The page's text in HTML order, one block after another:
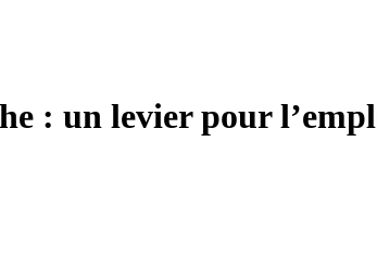
: un levier pour